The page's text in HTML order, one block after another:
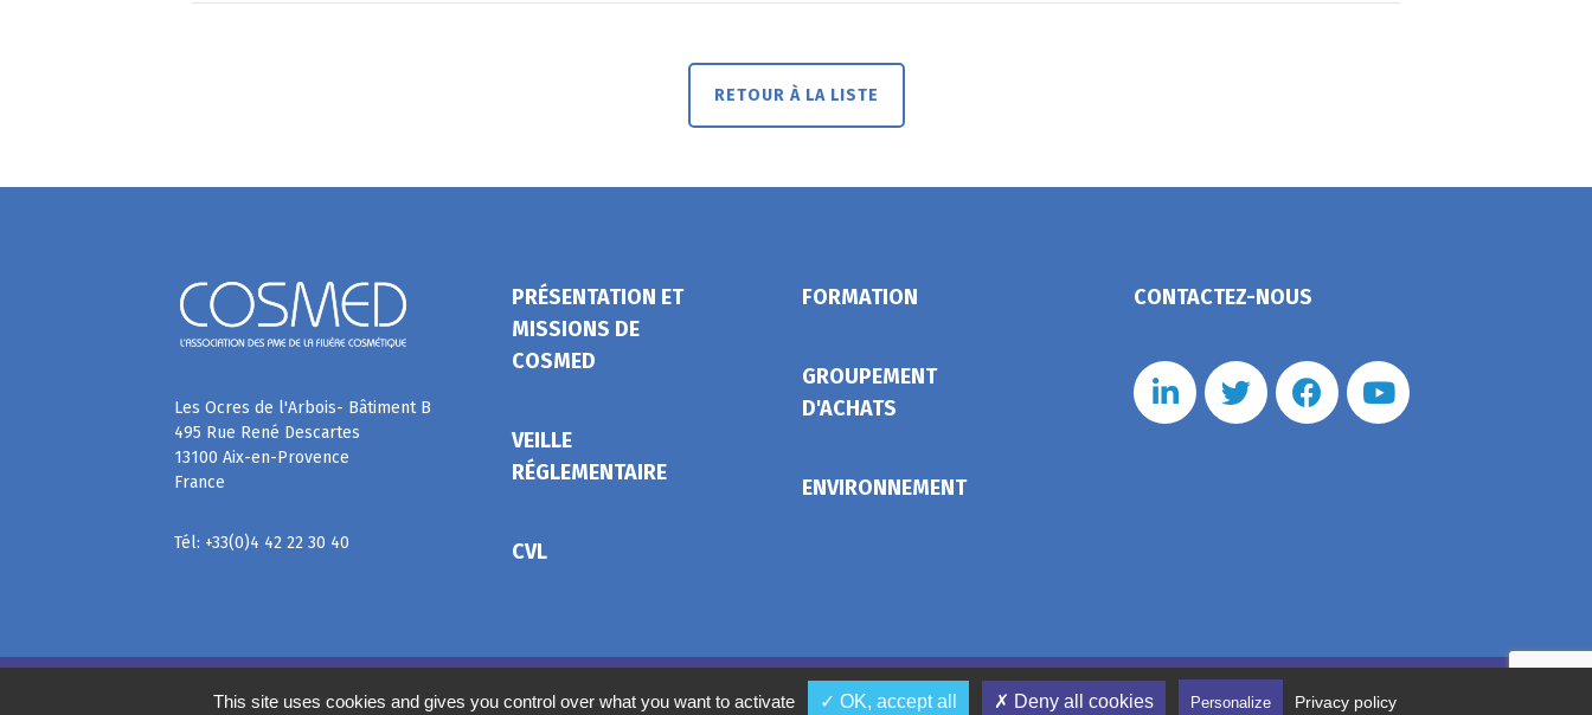
RETOUR À LA LISTE
Les Ocres de l'Arbois- Bâtiment B
495 Rue René Descartes
13100 Aix-en-Provence
France
Tél: +33(0)4 42 22 30 40
PRÉSENTATION ET
MISSIONS DE
COSMED
VEILLE
RÉGLEMENTAIRE
CVL
FORMATION
GROUPEMENT
D'ACHATS
ENVIRONNEMENT
CONTACTEZ-NOUS
Mentions légales Conditions générales de vente
This site uses cookies and gives you control over what you want to activate ✓ OK, accept all ✗ Deny all cookies Personalize Privacy policy